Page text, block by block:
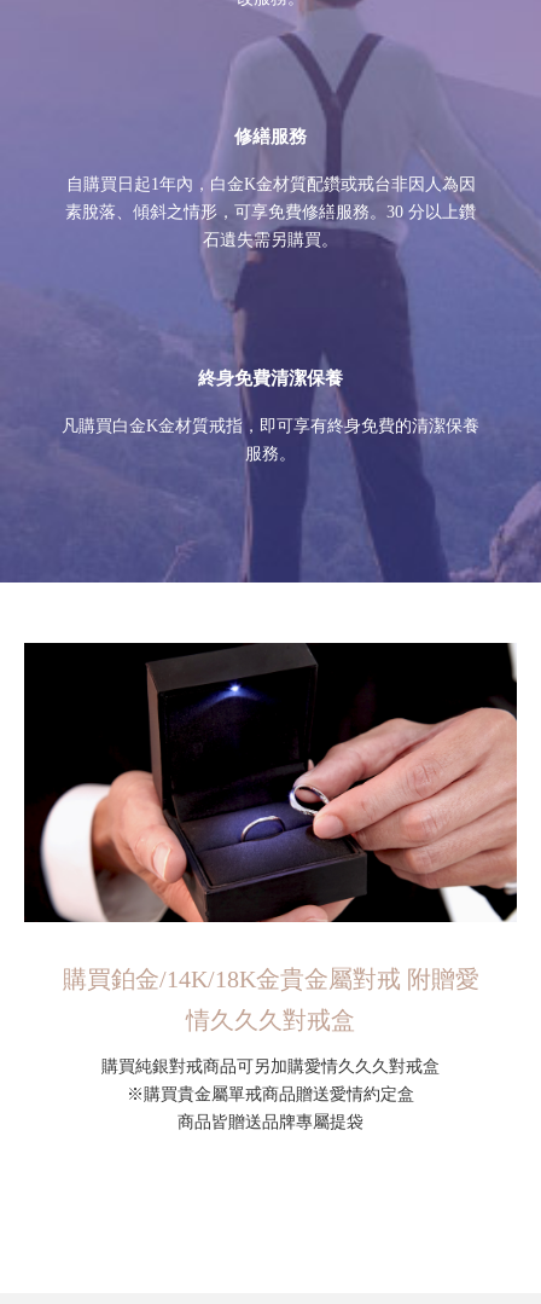
修繕服務
自購買日起1年內，白金K金材質配鑽或戒台非因人為因
素脫落、傾斜之情形，可享免費修繕服務。30 分以上鑽
石遺失需另購買。
終身免費清潔保養
凡購買白金K金材質戒指，即可享有終身免費的清潔保養
服務。
購買鉑金/14K/18K金貴金屬對戒 附贈愛
情久久久對戒盒
購買純銀對戒商品可另加購愛情久久久對戒盒
※購買貴金屬單戒商品贈送愛情約定盒
商品皆贈送品牌專屬提袋